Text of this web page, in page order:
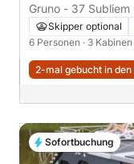
Gruno - 37
Skipper optional
6 Personen · 3 Kabinen
2-mal gebucht in
Sofortbuchung